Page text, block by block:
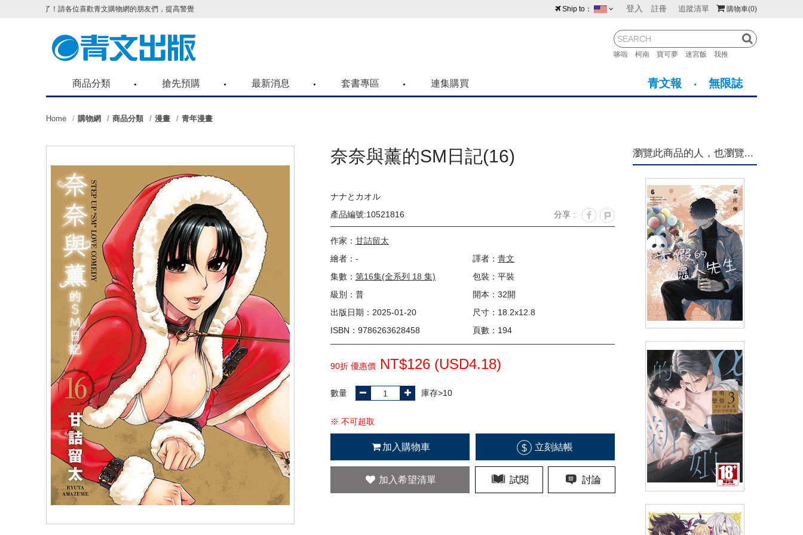
購物車(0)
登入 註冊 追蹤清單
哆啦 柯南 寶可夢 迷宮飯 我推
Ship to：
紐西蘭 馬來西亞
菲律賓
請各位喜歡青文購物網的朋友們，提高警覺！
商品分類 搶先預購 最新消息 套書專區 連集購買 青文報 無限誌
Home 購物網 商品分類 漫畫 青年漫畫
奈奈與薰的SM日記(16)
ナナとカオル
產品編號:10521816
分享 :
作家： 甘詰留太
繪者：-
譯者： 青文
集數： 第16集(全系列 18 集)
包裝：平裝
級別：普
開本：32開
出版日期：2025-01-20
尺寸：18.2x12.8
ISBN：9786263628458
頁數：194
90折 優惠價 NT$126 (USD4.18)
數量 庫存>10
※ 不可超取
加入購物車 $ 立刻結帳
加入希望清單 試閱 討論
瀏覽此商品的人，也瀏覽...
NT$160 90折 NT$144 (USD4.78)